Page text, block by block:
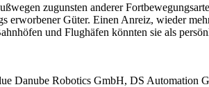
zugunsten anderer
Güter. Einen Anreiz, wieder
und Flughäfen könnten sie als
Danube Robotics GmbH, DS Automation